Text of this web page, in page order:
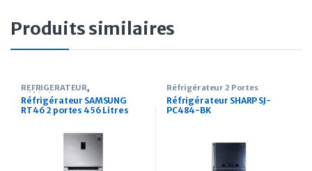
Produits similaires
REFRIGERATEUR,
Réfrigérateur 2 Portes
Réfrigérateur SAMSUNG
RT46 2 portes 456 Litres
Réfrigérateur 2 Portes
Réfrigérateur SHARP SJ-
PC484-BK